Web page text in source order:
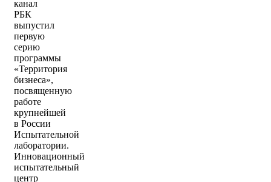
канал
РБК
выпустил
первую
серию
программы
«Территория
бизнеса»,
посвященную
работе
крупнейшей
в России
Испытательной
лаборатории.
Инновационный
испытательный
центр